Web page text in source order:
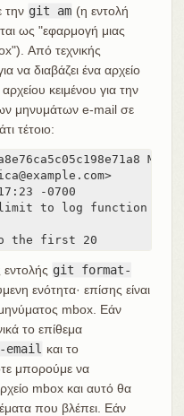
την git am (η εντολή
ως "εφαρμογή μιας
Από τεχνικής
να διαβάζει ένα αρχείο
κειμένου για την
μηνυμάτων e-mail σε
τέτοιο:
-0700
limit to log function
the first 20
git format-
ενότητα· επίσης είναι
mbox. Εάν
το επίθεμα
και το
μπορούμε να
mbox και αυτό θα
που βλέπει. Εάν